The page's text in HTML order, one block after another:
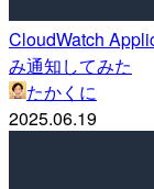
CloudWatch
み通知してみた
たかくに
2025.06.19